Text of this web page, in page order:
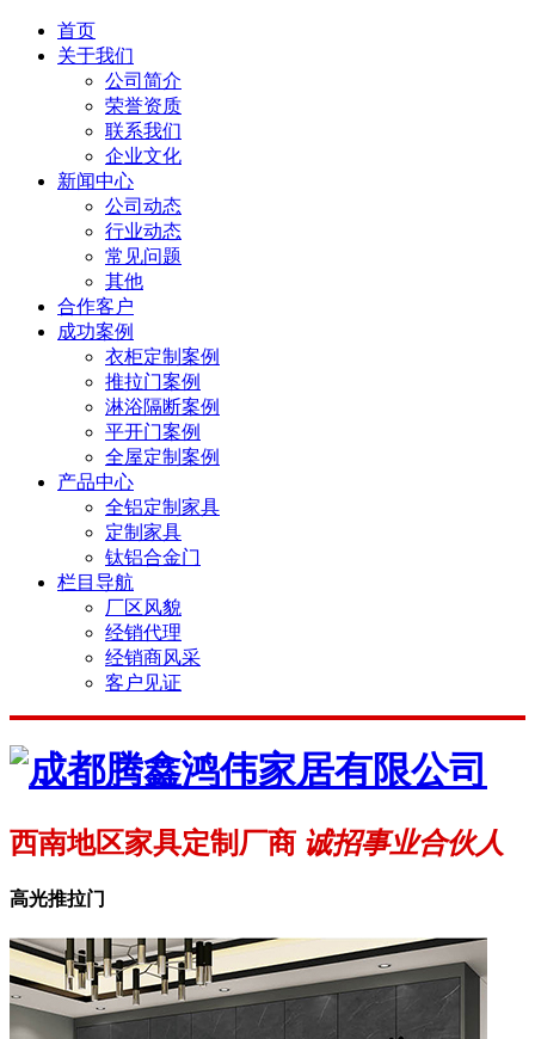
首页
关于我们
公司简介
荣誉资质
联系我们
企业文化
新闻中心
公司动态
行业动态
常见问题
其他
合作客户
成功案例
衣柜定制案例
推拉门案例
淋浴隔断案例
平开门案例
全屋定制案例
产品中心
全铝定制家具
定制家具
钛铝合金门
栏目导航
厂区风貌
经销代理
经销商风采
客户见证
西南地区家具定制厂商 诚招事业合伙人
高光推拉门